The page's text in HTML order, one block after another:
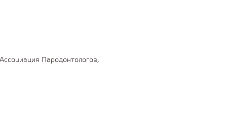
Пародонтологов,